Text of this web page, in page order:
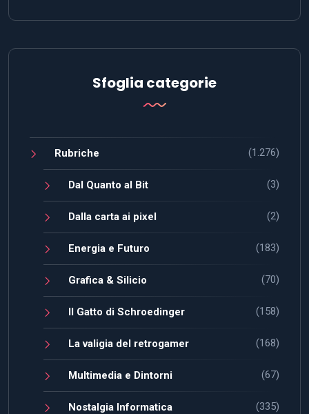
Sfoglia categorie
Rubriche (1.276)
Dal Quanto al Bit (3)
Dalla carta ai pixel (2)
Energia e Futuro (183)
Grafica & Silicio (70)
Il Gatto di Schroedinger (158)
La valigia del retrogamer (168)
Multimedia e Dintorni (67)
Nostalgia Informatica (335)